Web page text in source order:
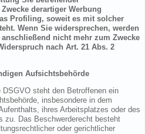
derartiger Werbung
Profiling, soweit es mit solcher
Wenn Sie widersprechen, werden
anschließend nicht mehr zum Zwecke
nach Art. 21 Abs. 2
Aufsichtsbehörde
DSGVO steht den Betroffenen ein
insbesondere in dem
ihres Arbeitsplatzes oder des
zu. Das Beschwerderecht besteht
oder gerichtlicher